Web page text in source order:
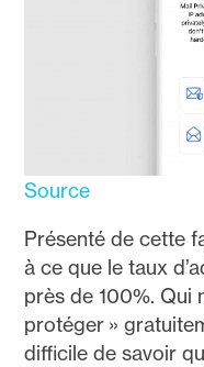
Source
Présenté de cette
à ce que le taux
près de 100%. Qui
protéger »
difficile de savoir